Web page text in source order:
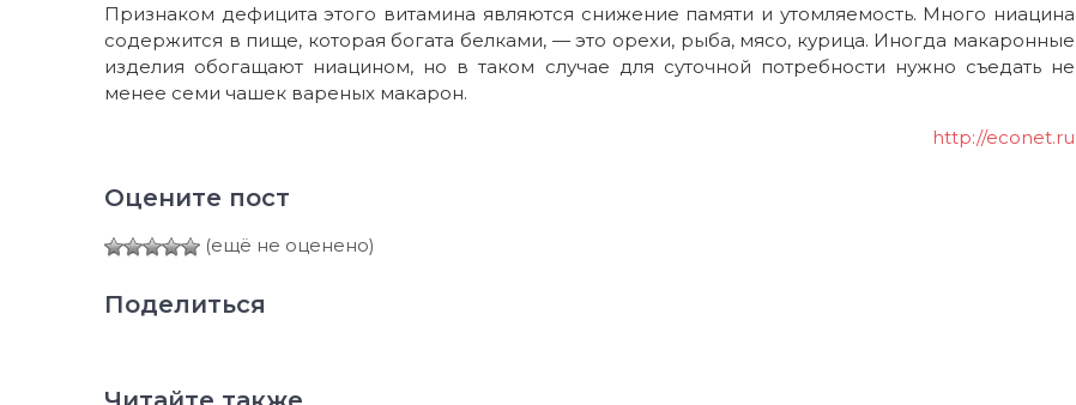
Признаком дефицита этого витамина являются снижение памяти и утомляемость. Много ниацина
содержится в пище, которая богата белками, — это орехи, рыба, мясо, курица. Иногда макаронные
изделия обогащают ниацином, но в таком случае для суточной потребности нужно съедать не
менее семи чашек вареных макарон.
http://econet.ru
Оцените пост
(ещё не оценено)
Поделиться